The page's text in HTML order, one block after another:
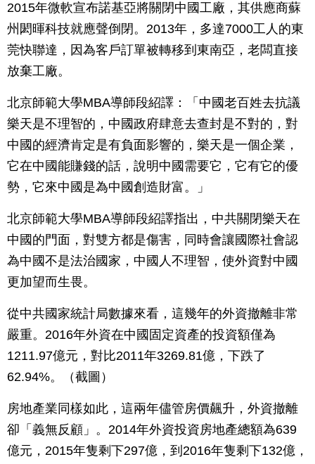
2015年微軟宣布諾基亞將關閉中國工廠，其供應商蘇
州閎暉科技就應聲倒閉。2013年，多達7000工人的東
莞快聯達，因為客戶訂單被轉移到東南亞，老闆直接
放棄工廠。
北京師範大學MBA導師段紹譯：「中國老百姓去抗議
樂天是不理智的，中國政府肆意去查封是不對的，對
中國的經濟肯定是有負面影響的，樂天是一個企業，
它在中國能賺錢的話，說明中國需要它，它有它的優
勢，它來中國是為中國創造財富。」
北京師範大學MBA導師段紹譯指出，中共關閉樂天在
中國的門面，對雙方都是傷害，同時會讓國際社會認
為中國不是法治國家，中國人不理智，使外資對中國
更加望而生畏。
從中共國家統計局數據來看，這幾年的外資撤離非常
嚴重。2016年外資在中國固定資產的投資額僅為
1211.97億元，對比2011年3269.81億，下跌了
62.94%。（截圖）
房地產業同樣如此，這兩年儘管房價飆升，外資撤離
卻「義無反顧」。2014年外資投資房地產總額為639
億元，2015年隻剩下297億，到2016年隻剩下132億，